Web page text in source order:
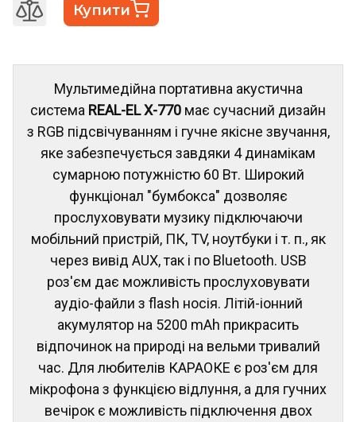
Купити
Мультимедійна портативна акустична
система REAL-EL X-770 має сучасний дизайн
з RGB підсвічуванням і гучне якісне звучання,
яке забезпечується завдяки 4 динамікам
сумарною потужністю 60 Вт. Широкий
функціонал "бумбокса" дозволяє
прослуховувати музику підключаючи
мобільний пристрій, ПК, TV, ноутбуки і т. п., як
через вивід AUX, так і по Bluetooth. USB
роз'єм дає можливість прослуховувати
аудіо-файли з flash носія. Літій-іонний
акумулятор на 5200 mAh прикрасить
відпочинок на природі на вельми тривалий
час. Для любителів КАРАОКЕ є роз'єм для
мікрофона з функцією відлуння, а для гучних
вечірок є можливість підключення двох